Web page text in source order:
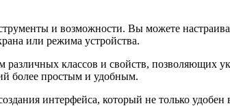
и возможности. Вы можете
или режима устройства.
классов и свойств, позволяющих
более простым и удобным.
интерфейса, который не только удобен